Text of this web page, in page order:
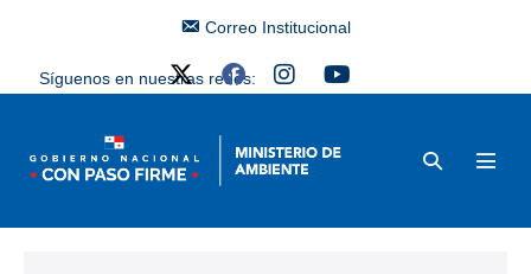
Correo Institucional
Síguenos en nuestras redes: